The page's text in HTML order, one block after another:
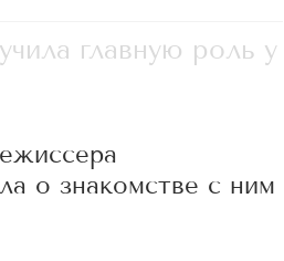
главную роль у
о знакомстве с ним